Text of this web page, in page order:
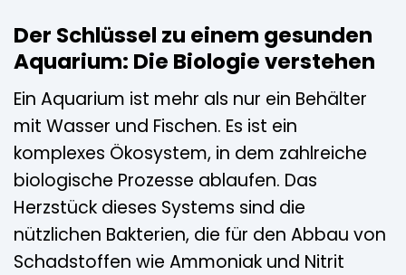
Der Schlüssel zu einem gesunden
Aquarium: Die Biologie verstehen
Ein Aquarium ist mehr als nur ein Behälter
mit Wasser und Fischen. Es ist ein
komplexes Ökosystem, in dem zahlreiche
biologische Prozesse ablaufen. Das
Herzstück dieses Systems sind die
nützlichen Bakterien, die für den Abbau von
Schadstoffen wie Ammoniak und Nitrit